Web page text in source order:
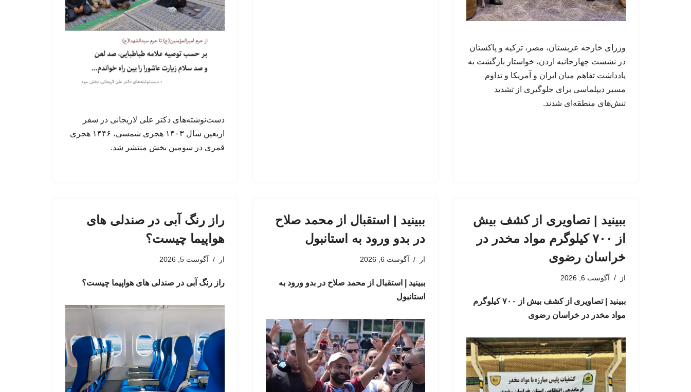
وزرای خارجه عربستان، مصر، ترکیه و پاکستان
در نشست چهارجانبه اردن، خواستار بازگشت به
یادداشت تفاهم میان ایران و آمریکا و تداوم
مسیر دیپلماسی برای جلوگیری از تشدید
تنش‌های منطقه‌ای شدند.
دست‌نوشته‌های دکتر علی لاریجانی در سفر
اربعین سال ۱۴۰۳ هجری شمسی، ۱۴۴۶ هجری
قمری در سومین بخش منتشر شد.
ببینید | تصاویری از کشف بیش
از ۷۰۰ کیلوگرم مواد مخدر در
خراسان رضوی
از آگوست 6, 2026
ببینید | تصاویری از کشف بیش از ۷۰۰ کیلوگرم
مواد مخدر در خراسان رضوی
ببینید | استقبال از محمد صلاح
در بدو ورود به استانبول
از آگوست 6, 2026
ببینید | استقبال از محمد صلاح در بدو ورود به
استانبول
راز رنگ آبی در صندلی های
هواپیما چیست؟
از آگوست 5, 2026
راز رنگ آبی در صندلی های هواپیما چیست؟